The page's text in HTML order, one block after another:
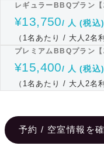
レギュラーBBQプラン【
¥13,750/ 人 (税込
（1名あたり / 大人2名
プレミアムBBQプラン【
¥15,400/ 人 (税込
（1名あたり / 大人2名
予約 / 空室情報を